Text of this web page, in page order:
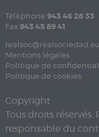
Téléphone 943 46 28 33
Fax 943 45 89 41
Mentions légales
Politique de
Politique de cookies
Copyright
Tous droits
responsable du